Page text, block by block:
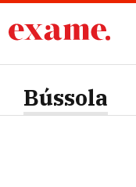
Bússola